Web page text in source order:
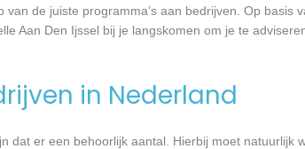
de juiste programma’s aan bedrijven. Op basis
Aan Den Ijssel bij je langskomen om je te
in Nederland
dat er een behoorlijk aantal. Hierbij moet natuurlijk